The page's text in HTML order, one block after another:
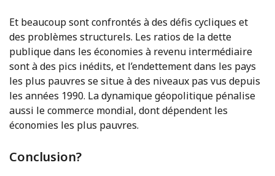
Et beaucoup sont confrontés à des défis cycliques et
des problèmes structurels. Les ratios de la dette
publique dans les économies à revenu intermédiaire
sont à des pics inédits, et l’endettement dans les pays
les plus pauvres se situe à des niveaux pas vus depuis
les années 1990. La dynamique géopolitique pénalise
aussi le commerce mondial, dont dépendent les
économies les plus pauvres.
Conclusion?